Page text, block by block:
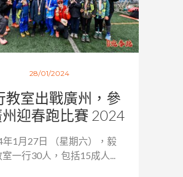
28/01/2024
教室出戰廣州，參
迎春跑比賽 2024
年1月27日 （星期六），毅
一行30人，包括15成人...